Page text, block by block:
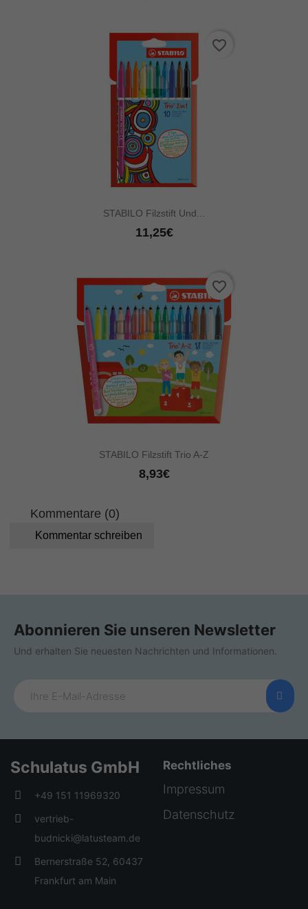
STABILO Filzstift Und...
11,25€
favorite_border
STABILO Filzstift Trio A-Z
8,93€
favorite_border
Kommentare (0)
Kommentar schreiben
Abonnieren Sie unseren Newsletter
Und erhalten Sie neuesten Nachrichten und Informationen.
Schulatus GmbH
+49 151 11969320
vertrieb-
budnicki@latusteam.de
Bernerstraße 52, 60437
Frankfurt am Main
Rechtliches
Impressum
Datenschutz